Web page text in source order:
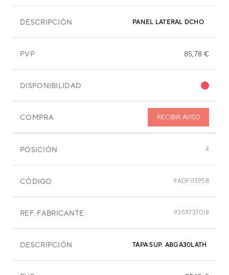
DESCRIPCIÓN PANEL LATERAL DCHO
PVP 85,78 €
DISPONIBILIDAD
COMPRA RECIBIR AVISO
POSICIÓN 4
CÓDIGO 9AGF03958
REF. FABRICANTE 9359737018
DESCRIPCIÓN TAPA SUP. ABGA30LATH